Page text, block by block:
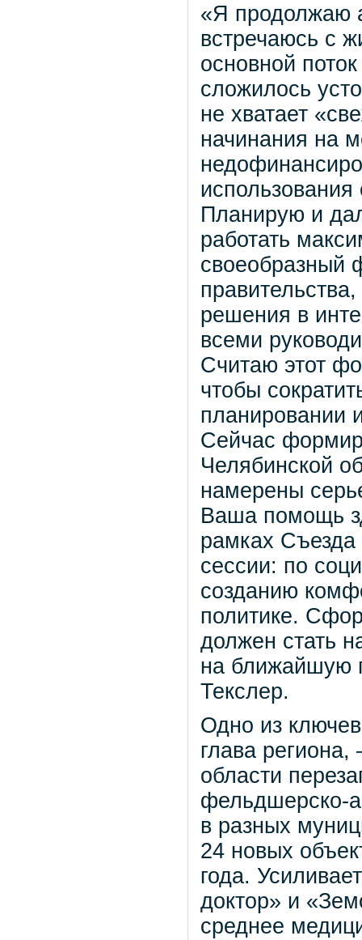
«Я продолжаю
встречаюсь с
основной
сложилось
не хватает
начинания на
Планирую и
работать
своеобразный
решения в
всеми
Считаю этот
чтобы
планировании
Сейчас
Челябинской
намерены
Ваша помощь
рамках Съезда
сессии: по
созданию
политике.
должен стать
на ближайшую
Текслер.
Одно из
глава
области
фельдшерско-
в разных
24 новых
года.
доктор» и
среднее